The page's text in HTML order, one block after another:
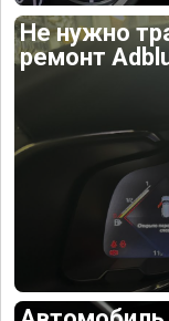
Не нужно
ремонт